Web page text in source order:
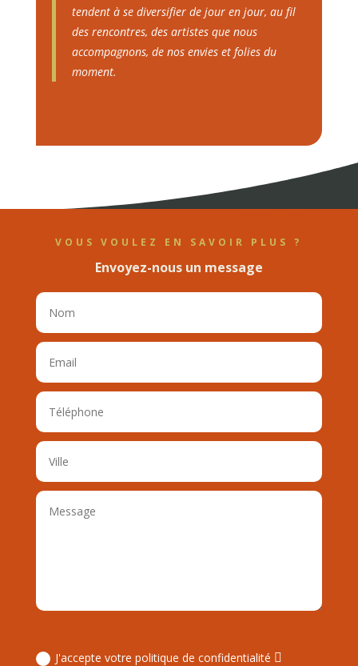
tendent à se diversifier de jour en jour, au fil
des rencontres, des artistes que nous
accompagnons, de nos envies et folies du
moment.
VOUS VOULEZ EN SAVOIR PLUS ?
Envoyez-nous un message
J'accepte votre politique de confidentialité